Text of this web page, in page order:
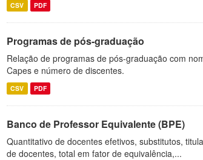
CSV PDF
Programas de pós-graduação
Relação de programas de pós-graduação com
Capes e número de discentes.
CSV PDF
Banco de Professor Equivalente (BPE)
Quantitativo de docentes efetivos, substitutos,
de docentes, total em fator de equivalência,...